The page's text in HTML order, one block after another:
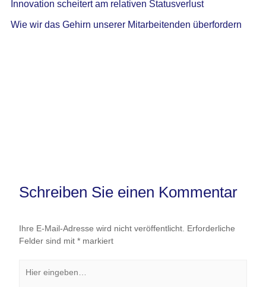
Innovation scheitert am relativen Statusverlust
Wie wir das Gehirn unserer Mitarbeitenden überfordern
Schreiben Sie einen Kommentar
Ihre E-Mail-Adresse wird nicht veröffentlicht. Erforderliche
Felder sind mit *markiert
eingeben…